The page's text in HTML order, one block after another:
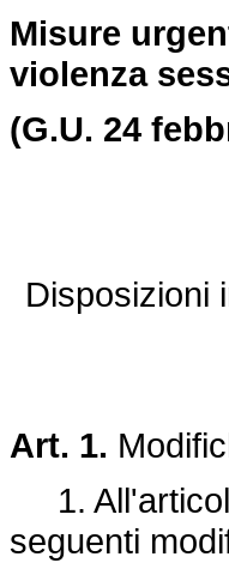
Misure
violenza
(G.U. 24
Disposizioni
Art. 1.
1.
seguenti